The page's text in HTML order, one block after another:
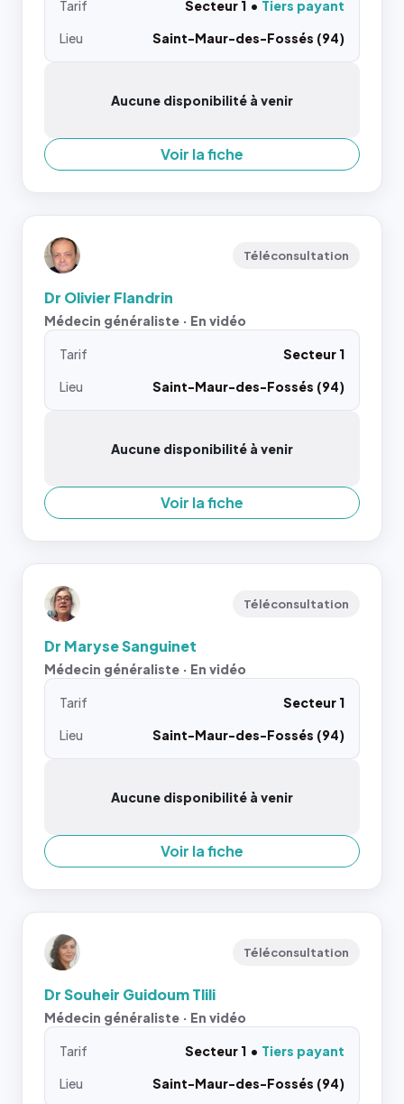
Tarif Secteur 1
Tiers payant
Lieu
Saint-Maur-des-Fossés (94)
Aucune disponibilité à venir
Voir la fiche
Téléconsultation
Dr Olivier Flandrin
Médecin généraliste · En vidéo
Tarif
Secteur 1
Lieu
Saint-Maur-des-Fossés (94)
Aucune disponibilité à venir
Voir la fiche
Téléconsultation
Dr Maryse Sanguinet
Médecin généraliste · En vidéo
Tarif
Secteur 1
Lieu
Saint-Maur-des-Fossés (94)
Aucune disponibilité à venir
Voir la fiche
Téléconsultation
Dr Souheir Guidoum Tlili
Médecin généraliste · En vidéo
Tarif Secteur 1
Tiers payant
Lieu
Saint-Maur-des-Fossés (94)